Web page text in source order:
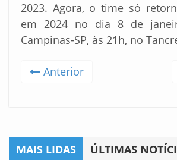
2023. Agora, o time só
em 2024 no dia 8 de
Campinas-SP, às 21h, no
Anterior
MAIS LIDAS ÚLTIMAS